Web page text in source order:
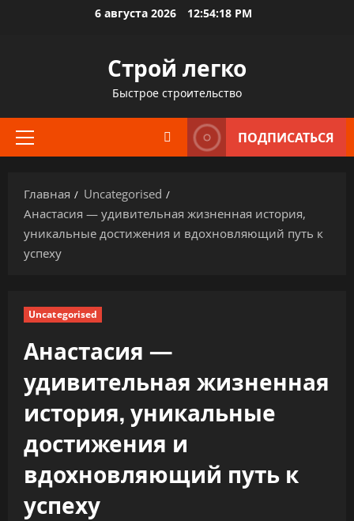
6 августа 2026 12:54:19 PM
Строй легко
Быстрое строительство
Основное
ПОДПИСАТЬСЯ
Главная
Uncategorised
Анастасия — удивительная жизненная история,
уникальные достижения и вдохновляющий путь к
успеху
Uncategorised
Анастасия —
удивительная жизненная
история, уникальные
достижения и
вдохновляющий путь к
успеху